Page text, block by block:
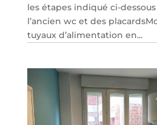
les étapes indiqué ci-
l’ancien wc et des
tuyaux d’alimentation en...